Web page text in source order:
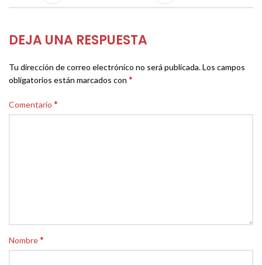
DEJA UNA RESPUESTA
Tu dirección de correo electrónico no será publicada.Los campos
obligatorios están marcados con *
Comentario *
Nombre*